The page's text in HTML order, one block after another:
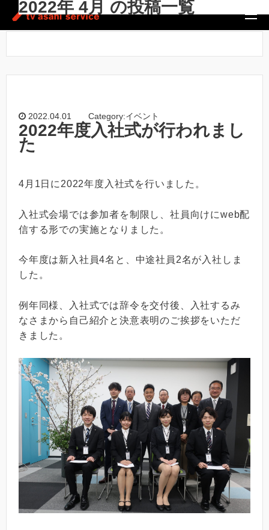
ホーム/ 2022年 4月
2022年 4月 の投稿一覧
2022.04.01 Category:イベント
2022年度入社式が行われまし
た
4月1日に2022年度入社式を行いました。
入社式会場では参加者を制限し、社員向けにweb配
信する形での実施となりました。
今年度は新入社員4名と、中途社員2名が入社しま
した。
例年同様、入社式では辞令を交付後、入社するみ
なさまから自己紹介と決意表明のご挨拶をいただ
きました。